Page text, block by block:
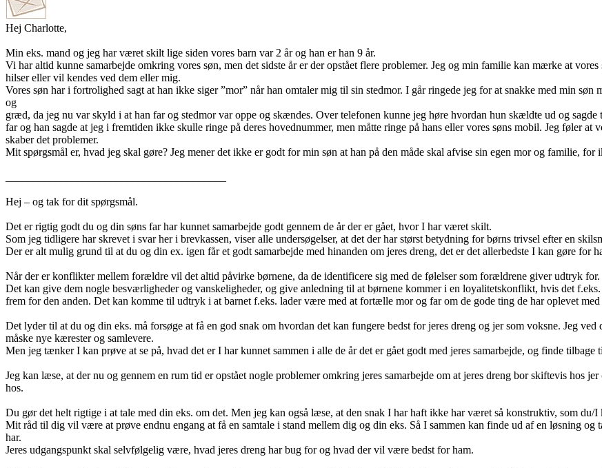
Hej Charlotte,
Min eks. mand og jeg har været skilt lige siden vores barn var 2 år og han er han 9 år.
Vi har altid kunne samarbejde omkring vores søn, men det sidste år er der opstået flere problemer. Jeg og min familie kan mærke at
hilser eller vil kendes ved dem eller mig.
Vores søn har i fortrolighed sagt at han ikke siger ”mor” når han omtaler mig til sin stedmor. I går ringede jeg for at snakke med min
og
græd, da jeg nu var skyld i at han far og stedmor var oppe og skændes. Over telefonen kunne jeg høre hvordan hun skældte ud og
far og han sagde at jeg i fremtiden ikke skulle ringe på deres hovednummer, men måtte ringe på hans eller vores søns mobil. Jeg føler at
skaber det problemer.
Mit spørgsmål er, hvad jeg skal gøre? Jeg mener det ikke er godt for min søn at han på den måde skal afvise sin egen mor og familie, for
Hej – og tak for dit spørgsmål.
Det er rigtig godt du og din søns far har kunnet samarbejde godt gennem de år der er gået, hvor I har været skilt.
Som jeg tidligere har skrevet i svar her i brevkassen, viser alle undersøgelser, at det der har størst betydning for børns trivsel efter en
Der er alt mulig grund til at du og din ex. igen får et godt samarbejde med hinanden om jeres dreng, det er det allerbedste I kan gøre for
Når der er konflikter mellem forældre vil det altid påvirke børnene, da de identificere sig med de følelser som forældrene giver udtryk for.
Det kan give dem nogle besværligheder og vanskeligheder, og give anledning til at børnene kommer i en loyalitetskonflikt, hvis det
frem for den anden. Det kan komme til udtryk i at barnet f.eks. lader være med at fortælle mor og far om de gode ting de har oplevet
Det lyder til at du og din eks. må forsøge at få en god snak om hvordan det kan fungere bedst for jeres dreng og jer som voksne. Jeg
måske nye kærester og samlevere.
Men jeg tænker I kan prøve at se på, hvad det er I har kunnet sammen i alle de år det er gået godt med jeres samarbejde, og finde tilbage
Jeg kan læse, at der nu og gennem en rum tid er opstået nogle problemer omkring jeres samarbejde om at jeres dreng bor skiftevis hos
hos.
Du gør det helt rigtige i at tale med din eks. om det. Men jeg kan også læse, at den snak I har haft ikke har været så konstruktiv, som du/I
Mit råd til dig vil være at prøve endnu engang at få en samtale i stand mellem dig og din eks. Så I sammen kan finde ud af en løsning og
har.
Jeres udgangspunkt skal selvfølgelig være, hvad jeres dreng har bug for og hvad der vil være bedst for ham.